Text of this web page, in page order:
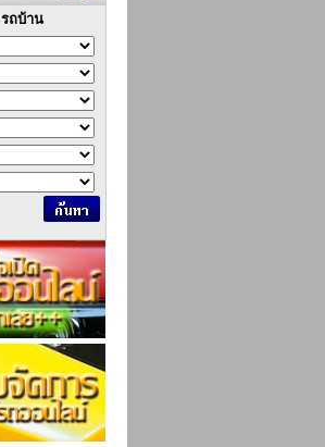
รถบ้าน